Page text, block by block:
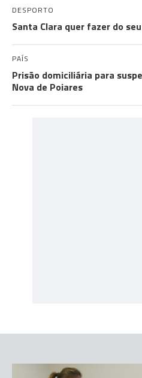
DESPORTO
Santa Clara quer fazer do
PAÍS
Prisão domiciliária para
Nova de Poiares